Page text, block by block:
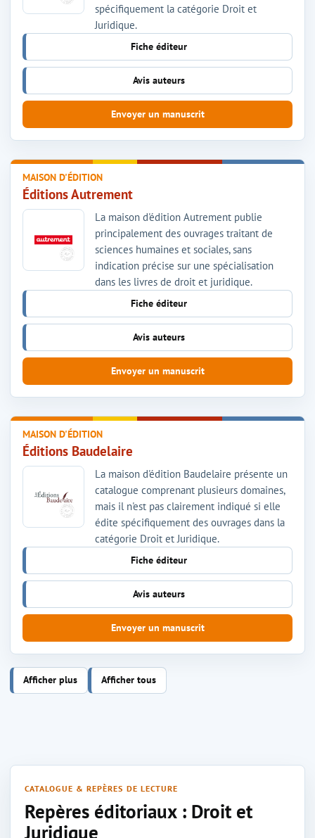
MAISON D'ÉDITION
Éditions Baudelaire
La maison d'édition Baudelaire présente un
catalogue comprenant plusieurs domaines,
mais il n'est pas clairement indiqué si elle
édite spécifiquement des ouvrages dans la
catégorie Droit et Juridique.
Fiche éditeur
Avis auteurs
Envoyer un manuscrit
MAISON D'ÉDITION
Éditions Autrement
La maison d'édition Autrement publie
principalement des ouvrages traitant de
sciences humaines et sociales, sans
indication précise sur une spécialisation
dans les livres de droit et juridique.
Fiche éditeur
Avis auteurs
Envoyer un manuscrit
spécifiquement la catégorie Droit et
Juridique.
Fiche éditeur
Avis auteurs
Envoyer un manuscrit
Afficher plus Afficher tous
CATALOGUE & REPÈRES DE LECTURE
Repères éditoriaux : Droit et
Juridique